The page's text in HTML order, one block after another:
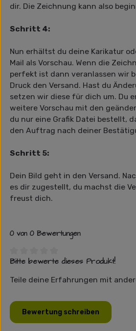
dir. Die Zeichnung kann also
Schritt 4:
Nun erhältst du deine Karikatur
Mail als Vorschau. Wenn die
perfekt ist dann veranlassen wir
Druck den Versand. Hast du
setzen wir diese für dich um. Du
weitere Vorschau mit den
du nur eine Grafik Datei bestellt,
den Auftrag nach deiner
Schritt 5:
Dein Bild geht in den Versand.
es dir zugestellt, du machst die
freust dich.
0 von 0 Bewertungen
Durchschnittliche Bewertung von
Bitte bewerte dieses Produkt!
Teile deine Erfahrungen mit
Bewertung schreiben